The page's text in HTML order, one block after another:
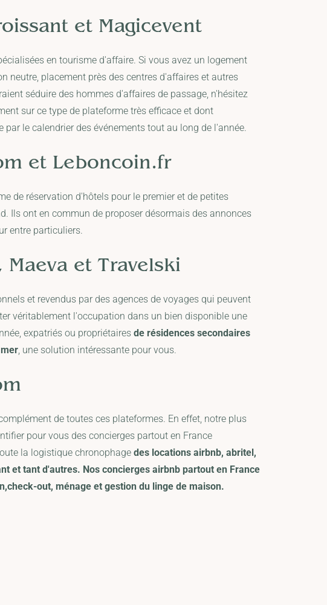
et Magicevent
en tourisme d'affaire. Si vous avez un logement
neutre, placement près des centres d'affaires et autres
séduire des hommes d'affaires de passage, n'hésitez
sur ce type de plateforme très efficace et dont
par le calendrier des événements tout au long de l'année.
et Leboncoin.fr
de réservation d'hôtels pour le premier et de petites
Ils ont en commun de proposer désormais des annonces
entre particuliers.
MaevaetTravelski
et revendus par des agences de voyages qui peuvent
véritablement l'occupation dans un bien disponible une
expatriés ou propriétaires de résidences secondaires
, une solution intéressante pour vous.
de toutes ces plateformes. En effet, notre plus
pour vous des concierges partout en France
la logistique chronophagedes locations airbnb, abritel,
et tant d'autres. Nos concierges airbnb partout en France
out, ménage et gestion du linge de maison.